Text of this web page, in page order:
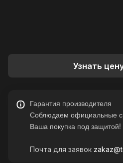
Узнать
Гарантия производителя
Соблюдаем официальные
Ваша покупка под защитой!
Почта для заявок